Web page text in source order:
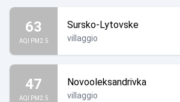
63
AQI PM2.5
Sursko-Lytovske
villaggio
47
AQI PM2.5
Novooleksandrivka
villaggio